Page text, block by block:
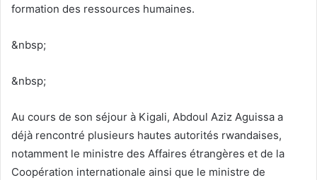
formation des ressources humaines.
&nbsp;
&nbsp;
Au cours de son séjour à Kigali, Abdoul Aziz Aguissa a
déjà rencontré plusieurs hautes autorités rwandaises,
notamment le ministre des Affaires étrangères et de la
Coopération internationale ainsi que le ministre de